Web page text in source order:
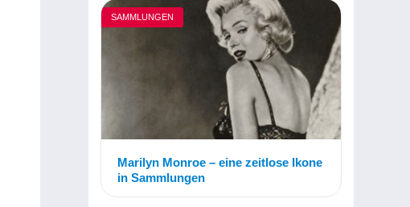
SAMMLUNGEN
Marilyn Monroe – eine zeitlose Ikone
in Sammlungen